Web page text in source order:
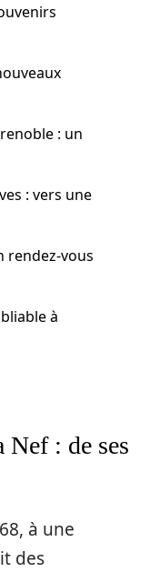
: un
: vers une
rendez-vous
à
: de ses
à une
des